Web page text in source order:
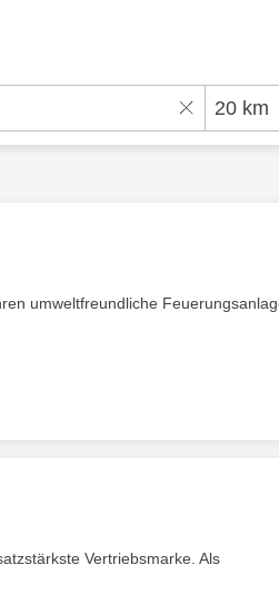
umweltfreundliche
Vertriebsmarke. Als